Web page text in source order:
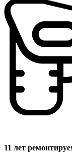
11 лет